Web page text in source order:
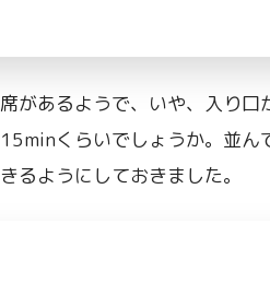
があるようで、いや、入り
くらいでしょうか。並ん
るようにしておきました。